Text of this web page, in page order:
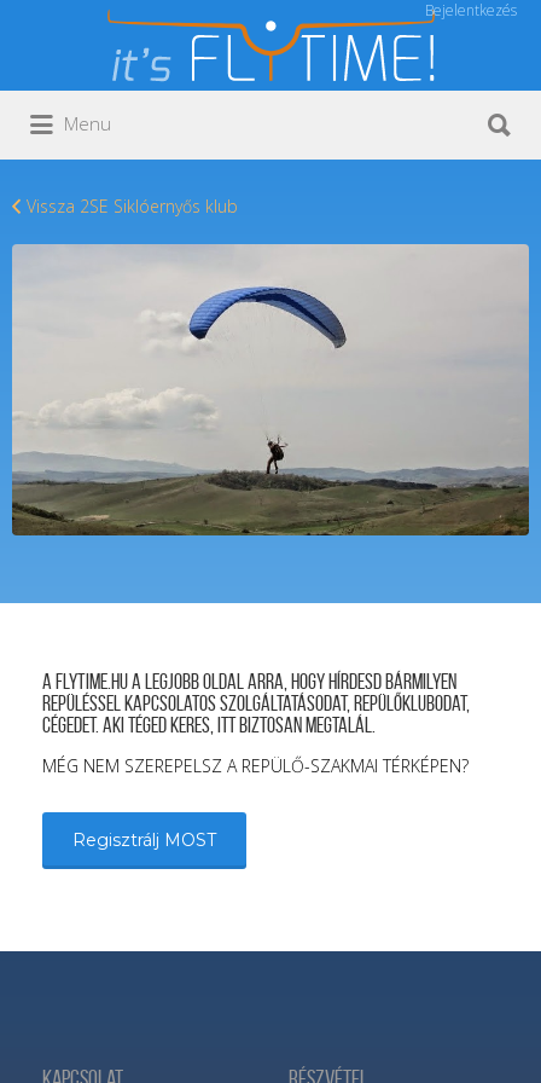
Bejelentkezés
Keresés:
Menu
Vissza 2SE Siklóernyős klub
A FLYTIME.HU a legjobb oldal arra, hogy hírdesd bármilyen
repüléssel kapcsolatos szolgáltatásodat, repülőklubodat,
cégedet. Aki téged keres, itt biztosan megtalál.
MÉG NEM SZEREPELSZ A REPÜLŐ-SZAKMAI TÉRKÉPEN?
Regisztrálj MOST